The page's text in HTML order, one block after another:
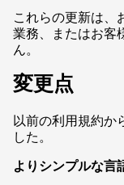
これらの更新は、
業務、またはお客
ん。
変更点
以前の利用規約か
した。
よりシンプルな言